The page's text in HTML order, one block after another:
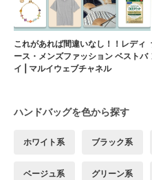
これがあれば間違いなし！！レディ
ース・メンズファッション ベストバ
イ | マルイウェブチャネル
ハンドバッグを色から探す
ホワイト系 ブラック系
ベージュ系 グリーン系